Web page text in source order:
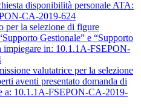
disponibilità personale ATA:
CA-2019-624
per la selezione di figure
Gestionale” e “Supporto
impiegare in: 10.1.1A-FSEPON-
valutatrice per la selezione
aventi presentato domanda di
a: 10.1.1A-FSEPON-CA-2019-